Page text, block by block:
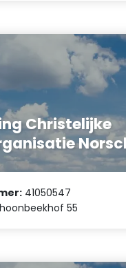
Christelijke
41050547
55